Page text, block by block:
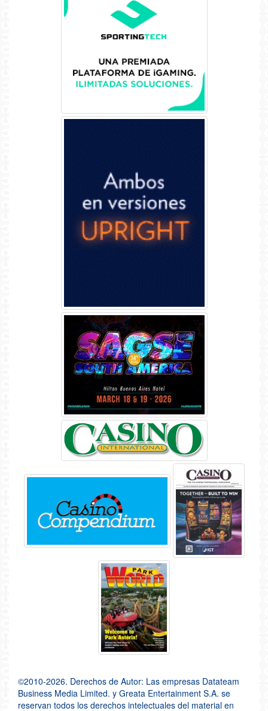
©2010-2026. Derechos de Autor: Las empresas Datateam
Business Media Limited. y Greata Entertainment S.A. se
reservan todos los derechos intelectuales del material en